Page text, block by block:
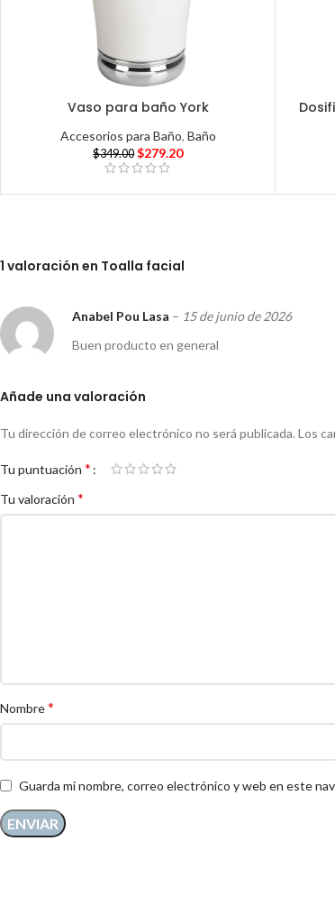
Vaso para baño York
Accesorios para Baño, Baño
$349.00 $279.20
1 valoración en Toalla facial
Anabel Pou Lasa – 15 de junio de 2026
Buen producto en general
Añade una valoración
Tu dirección de correo electrónico no será publicada.Los
Tu puntuación *
Tu valoración *
Nombre*
Guarda mi nombre, correo electrónico y web en este